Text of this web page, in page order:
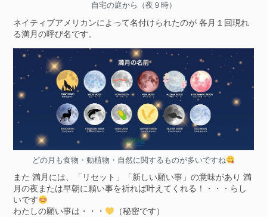
自宅の庭から（夜９時）
ネイティブアメリカンによって名付けられたのが 各月１回現れ
る満月の呼び名です。
どの月も食物・動植物・自然に関するものが多いですね
また 満月には、「リセット」「新しい願い事」の意味があり 満
月の夜または早朝に願い事を祈れば叶えてくれる！・・・らし
いです
わたしの願い事は・・・
（秘密です）